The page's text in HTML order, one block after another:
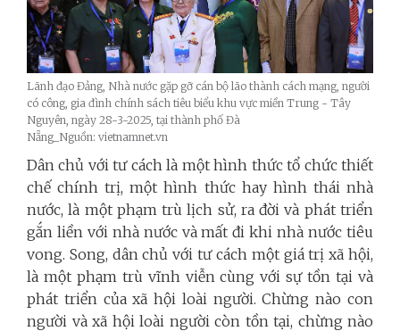
Lãnh đạo Đảng, Nhà nước gặp gỡ cán bộ lão thành cách mạng, người
có công, gia đình chính sách tiêu biểu khu vực miền Trung - Tây
Nguyên, ngày 28-3-2025, tại thành phố Đà
Nẵng_Nguồn: vietnamnet.vn
Dân chủ với tư cách là một hình thức tổ chức thiết
chế chính trị, một hình thức hay hình thái nhà
nước, là một phạm trù lịch sử, ra đời và phát triển
gắn liền với nhà nước và mất đi khi nhà nước tiêu
vong. Song, dân chủ với tư cách một giá trị xã hội,
là một phạm trù vĩnh viễn cùng với sự tồn tại và
phát triển của xã hội loài người. Chừng nào con
người và xã hội loài người còn tồn tại, chừng nào